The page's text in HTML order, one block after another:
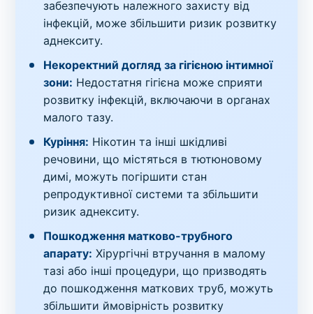
забезпечують належного захисту від
інфекцій, може збільшити ризик розвитку
аднекситу.
Некоректний догляд за гігієною інтимної
зони: Недостатня гігієна може сприяти
розвитку інфекцій, включаючи в органах
малого тазу.
Куріння: Нікотин та інші шкідливі
речовини, що містяться в тютюновому
димі, можуть погіршити стан
репродуктивної системи та збільшити
ризик аднекситу.
Пошкодження матково-трубного
апарату: Хірургічні втручання в малому
тазі або інші процедури, що призводять
до пошкодження маткових труб, можуть
збільшити ймовірність розвитку